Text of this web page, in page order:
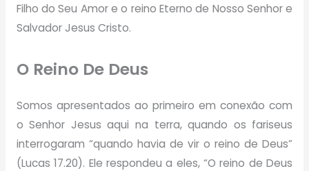
Filho do Seu Amor e o reino Eterno de Nosso Senhor e
Salvador Jesus Cristo.
O Reino De Deus
Somos apresentados ao primeiro em conexão com
o Senhor Jesus aqui na terra, quando os fariseus
interrogaram “quando havia de vir o reino de Deus”
(Lucas 17.20). Ele respondeu a eles, “O reino de Deus